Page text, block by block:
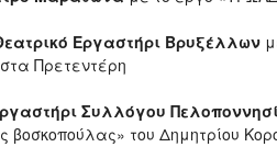
Εργαστήρι Βρυξέλλων
Πρετεντέρη
Συλλόγου
βοσκοπούλας» του Δημητρίου